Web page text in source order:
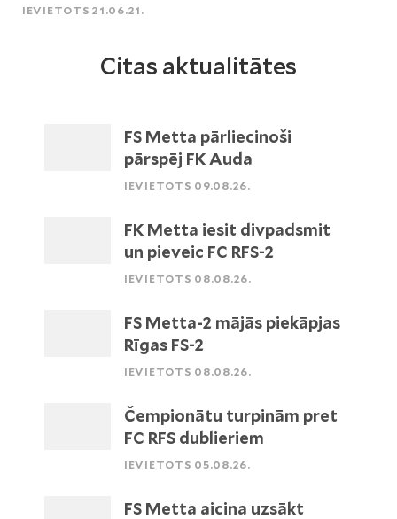
IEVIETOTS 21.06.21.
Citas aktualitātes
FS Metta pārliecinoši
pārspēj FK Auda
IEVIETOTS 09.08.26.
FK Metta iesit divpadsmit
un pieveic FC RFS-2
IEVIETOTS 08.08.26.
FS Metta-2 mājās piekāpjas
Rīgas FS-2
IEVIETOTS 08.08.26.
Čempionātu turpinām pret
FC RFS dublieriem
IEVIETOTS 05.08.26.
FS Metta aicina uzsākt